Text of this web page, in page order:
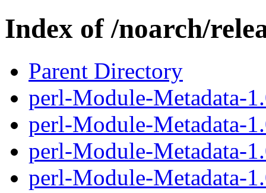
Index of /noarch/
Parent Directory
perl-Module-Metadata-
perl-Module-Metadata-
perl-Module-Metadata-
perl-Module-Metadata-